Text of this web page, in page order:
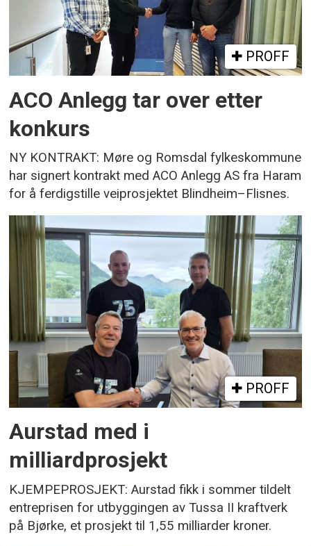
PROFF
ACO Anlegg tar over etter
konkurs
NY KONTRAKT: Møre og Romsdal fylkeskommune
har signert kontrakt med ACO Anlegg AS fra Haram
for å ferdigstille veiprosjektet Blindheim–Flisnes.
PROFF
Aurstad med i
milliardprosjekt
KJEMPEPROSJEKT: Aurstad fikk i sommer tildelt
entreprisen for utbyggingen av Tussa II kraftverk
på Bjørke, et prosjekt til 1,55 milliarder kroner.